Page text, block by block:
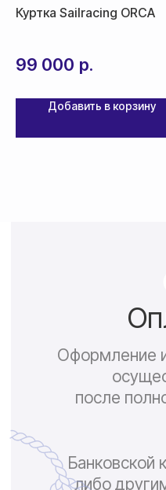
Куртка Sailracing ORCA
99 000 р.
Добавить в корзину
По СНГ — 1000₽,